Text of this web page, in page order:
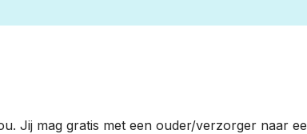
Jij mag gratis met een ouder/verzorger naar